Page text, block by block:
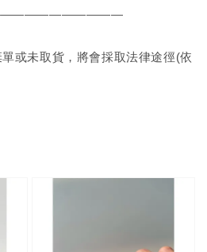
或未取貨，將會採取法律途徑(依